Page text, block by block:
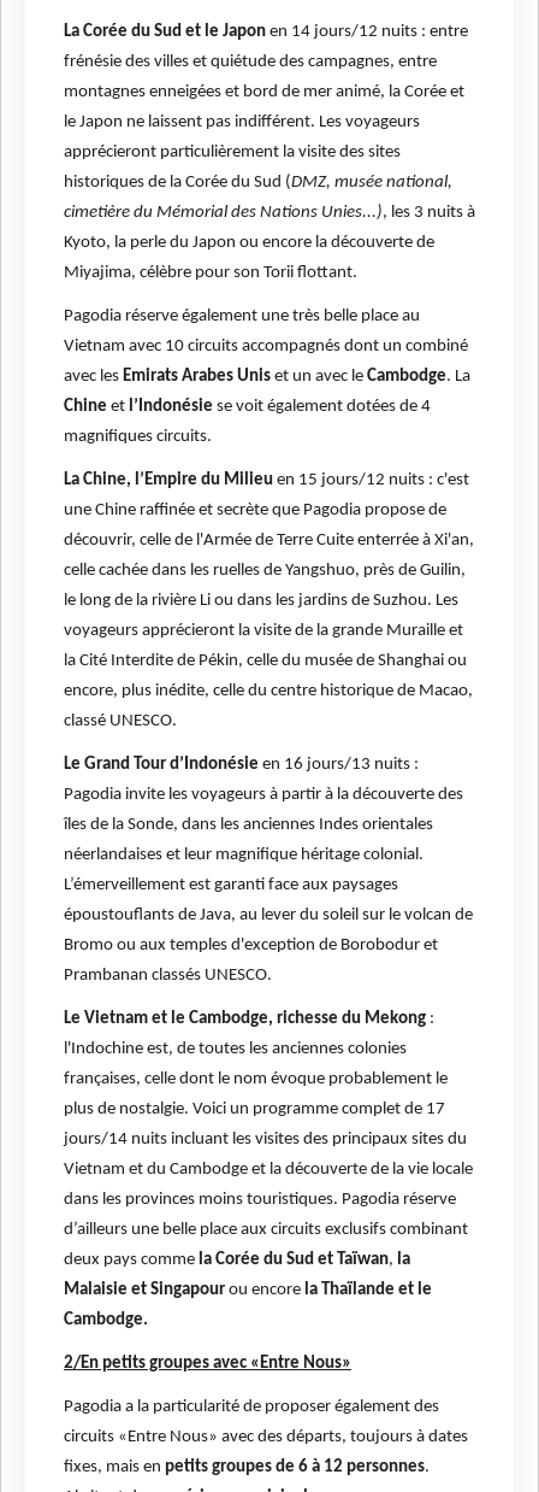
La Corée du Sud et le Japon en 14 jours/12 nuits : entre
frénésie des villes et quiétude des campagnes, entre
montagnes enneigées et bord de mer animé, la Corée et
le Japon ne laissent pas indifférent. Les voyageurs
apprécieront particulièrement la visite des sites
historiques de la Corée du Sud (DMZ, musée national,
cimetière du Mémorial des Nations Unies...), les 3 nuits à
Kyoto, la perle du Japon ou encore la découverte de
Miyajima, célèbre pour son Torii flottant.
Pagodia réserve également une très belle place au
Vietnam avec 10 circuits accompagnés dont un combiné
avec les Emirats Arabes Unis et un avec le Cambodge. La
Chine et l’Indonésie se voit également dotées de 4
magnifiques circuits.
La Chine, l’Empire du Milieu en 15 jours/12 nuits : c'est
une Chine raffinée et secrète que Pagodia propose de
découvrir, celle de l'Armée de Terre Cuite enterrée à Xi'an,
celle cachée dans les ruelles de Yangshuo, près de Guilin,
le long de la rivière Li ou dans les jardins de Suzhou. Les
voyageurs apprécieront la visite de la grande Muraille et
la Cité Interdite de Pékin, celle du musée de Shanghai ou
encore, plus inédite, celle du centre historique de Macao,
classé UNESCO.
Le Grand Tour d’Indonésie en 16 jours/13 nuits :
Pagodia invite les voyageurs à partir à la découverte des
îles de la Sonde, dans les anciennes Indes orientales
néerlandaises et leur magnifique héritage colonial.
L’émerveillement est garanti face aux paysages
époustouflants de Java, au lever du soleil sur le volcan de
Bromo ou aux temples d'exception de Borobodur et
Prambanan classés UNESCO.
Le Vietnam et le Cambodge, richesse du Mekong :
l'Indochine est, de toutes les anciennes colonies
françaises, celle dont le nom évoque probablement le
plus de nostalgie. Voici un programme complet de 17
jours/14 nuits incluant les visites des principaux sites du
Vietnam et du Cambodge et la découverte de la vie locale
dans les provinces moins touristiques. Pagodia réserve
d’ailleurs une belle place aux circuits exclusifs combinant
deux pays comme la Corée du Sud et Taïwan, la
Malaisie et Singapour ou encore la Thaïlande et le
Cambodge.
2/En petits groupes avec «Entre Nous»
Pagodia a la particularité de proposer également des
circuits «Entre Nous» avec des départs, toujours à dates
fixes, mais en petits groupes de 6 à 12 personnes.